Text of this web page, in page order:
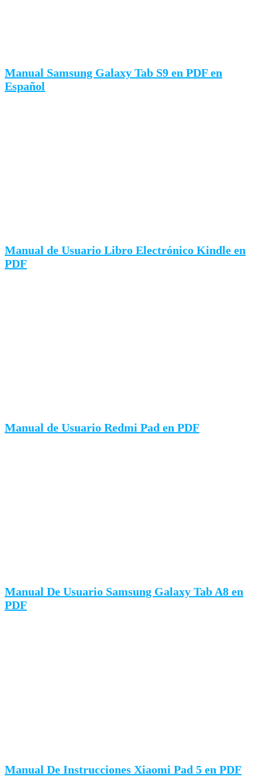
Manual Samsung Galaxy Tab S9 en PDF en
Español
Manual de Usuario Libro Electrónico Kindle en
PDF
Manual de Usuario Redmi Pad en PDF
Manual De Usuario Samsung Galaxy Tab A8 en
PDF
Manual De Instrucciones Xiaomi Pad 5 en PDF